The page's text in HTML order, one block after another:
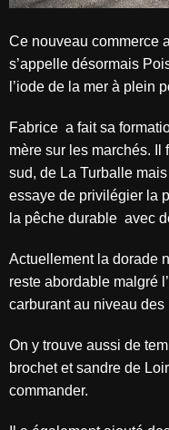
Ce nouveau commerce
s’appelle désormais
l’iode de la mer à plein
Fabrice a fait sa
mère sur les marchés.
sud, de La Turballe
essaye de privilégier la
la pêche durable avec
Actuellement la dorade
reste abordable malgré
carburant au niveau des
On y trouve aussi de
brochet et sandre de
commander.